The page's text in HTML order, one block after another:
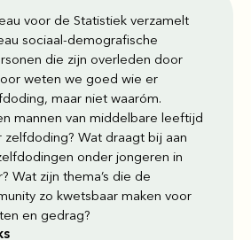
voor de Statistiek verzamelt
sociaal-demografische
die zijn overleden door
weten we goed wie er
maar niet waaróm.
mannen van middelbare leeftijd
zelfdoding? Wat draagt bij aan
onder jongeren in
Wat zijn thema’s die de
zo kwetsbaar maken voor
en gedrag?